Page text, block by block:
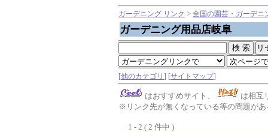
ガーデニング リンク > 全国の園芸・ガーデニ
ガーデニング用品店岐阜
[他のカテゴリ ] [サイトマップ]
はおすすめサイト、
は相互
※リンク先が無くなっている等の問題が
1 - 2 ( 2 件中 )